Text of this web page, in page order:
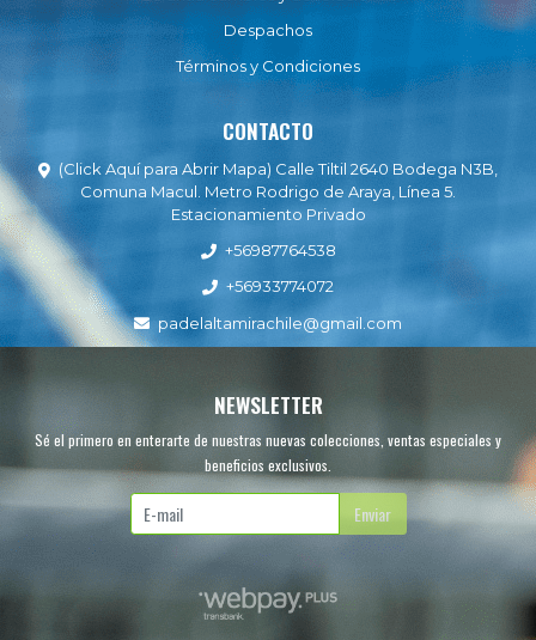
Despachos
Términos y Condiciones
CONTACTO
(Click Aquí para Abrir Mapa) Calle Tiltil 2640 Bodega N3B,
Comuna Macul. Metro Rodrigo de Araya, Línea 5.
Estacionamiento Privado
+56987764538
+56933774072
padelaltamirachile@gmail.com
NEWSLETTER
Sé el primero en enterarte de nuestras nuevas colecciones, ventas especiales y
beneficios exclusivos.
Enviar